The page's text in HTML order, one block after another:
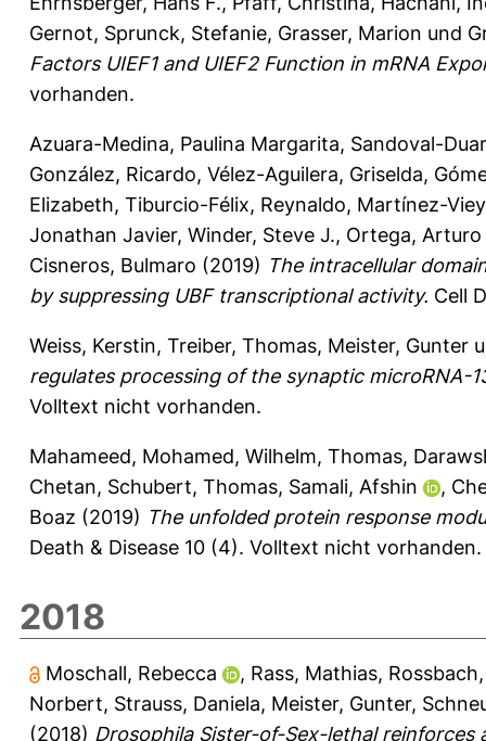
Gernot, Sprunck, Stefanie, Grasser, Marion und
Factors UIEF1 and UIEF2 Function in mRNA
vorhanden.
Azuara-Medina, Paulina Margarita, Sandoval-
González, Ricardo, Vélez-Aguilera, Griselda,
Elizabeth, Tiburcio-Félix, Reynaldo, Martínez-
Jonathan Javier, Winder, Steve J., Ortega, Arturo
Cisneros, Bulmaro (2019) The intracellular
by suppressing UBF transcriptional activity. Cell
Weiss, Kerstin, Treiber, Thomas, Meister, Gunter
regulates processing of the synaptic microRNA-
Volltext nicht vorhanden.
Mahameed, Mohamed, Wilhelm, Thomas,
Chetan, Schubert, Thomas, Samali, Afshin ,
Boaz (2019) The unfolded protein response
Death & Disease 10 (4). Volltext nicht vorhanden.
2018
Moschall, Rebecca , Rass, Mathias,
Norbert, Strauss, Daniela, Meister, Gunter,
(2018) Drosophila Sister-of-Sex-lethal